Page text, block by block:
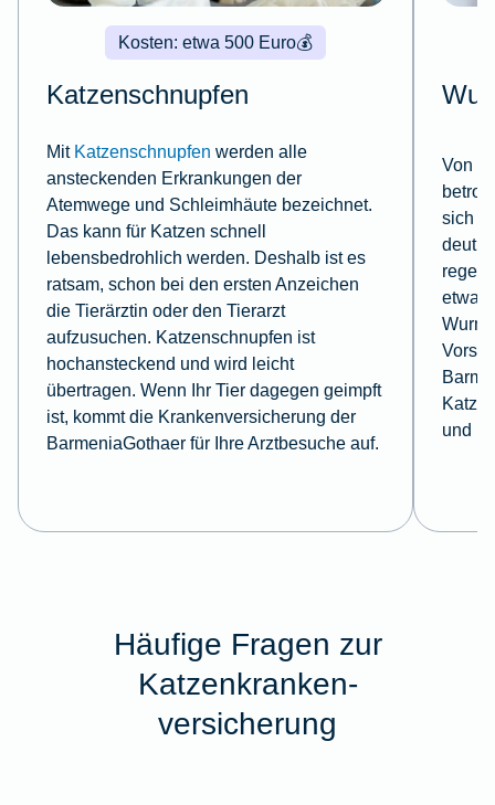
💰
Kosten: etwa 500 Euro
Katzenschnupfen
Mit Katzenschnupfen werden alle
ansteckenden Erkrankungen der
Atemwege und Schleimhäute bezeichnet.
Das kann für Katzen schnell
lebensbedrohlich werden. Deshalb ist es
ratsam, schon bei den ersten Anzeichen
die Tierärztin oder den Tierarzt
aufzusuchen. Katzenschnupfen ist
hochansteckend und wird leicht
übertragen. Wenn Ihr Tier dagegen geimpft
ist, kommt die Krankenversicherung der
BarmeniaGothaer für Ihre Arztbesuche auf.
Von
sich
etwa
und
Häufige Fragen zur
Katzenkranken-
versicherung